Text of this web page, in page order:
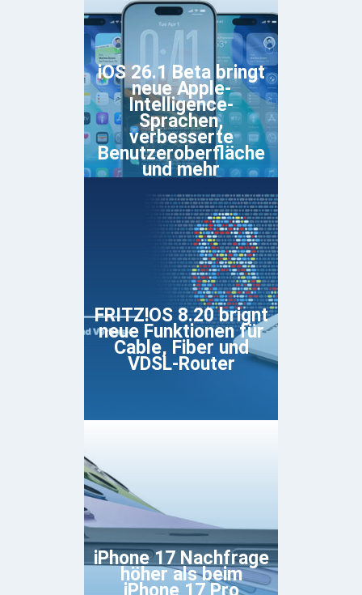
iOS 26.1 Beta bringt
neue Apple-
Intelligence-
Sprachen,
verbesserte
Benutzeroberfläche
und mehr
FRITZ!OS 8.20 brignt
neue Funktionen für
Cable, Fiber und
VDSL-Router
iPhone 17 Nachfrage
höher als beim
iPhone 17 Pro